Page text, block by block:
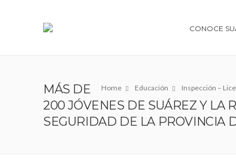
CONOCE
Home Educación Inspección –
MÁS DE
200 JÓVENES DE SUÁREZ Y LA
SEGURIDAD DE LA PROVINCIA